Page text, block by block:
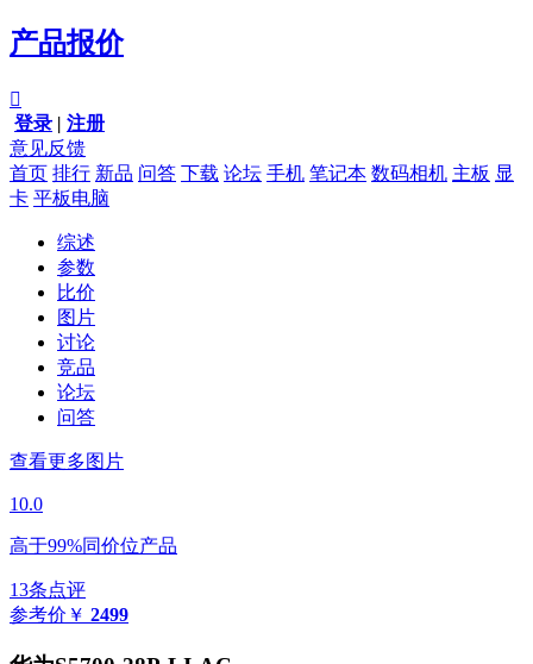
产品报价

登录 | 注册
意见反馈
首页 排行 新品 问答 下载 论坛 手机 笔记本 数码相机 主板 显
卡 平板电脑
综述
参数
比价
图片
讨论
竞品
论坛
问答
查看更多图片
10.0
高于99%同价位产品
13条点评
参考价 ￥ 2499